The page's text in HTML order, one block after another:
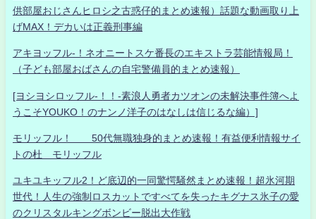
供部屋おじさんヒロシ之古惑仔的まとめ速報）話題な動画取り上
げMAX！デカいは正義刑事編
アキヨッフル-！ネオニートスケ番長のエキストラ芸能情報局！
（子ども部屋おばさんの自宅警備員的まとめ速報）
[ヨシヨシロッフル-！！-素浪人勇者カツオンの未解決事件簿へよ
うこそYOUKO！のナンノ洋子のはなしは信じるな編）]
モリッフル！ 50代無職独身的まとめ速報！有益便利情報サイ
トの杜 モリッフル
ユキユキッフル2！ど底辺的一同驚愕騒然まとめ速報！超氷河期
世代！人生の強制ロスカットですべてを失ったキグナス氷子の愛
のクリスタルキングボンビー脱出大作戦